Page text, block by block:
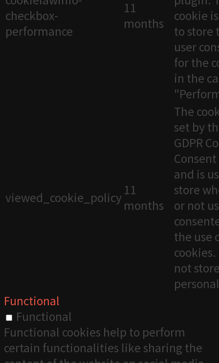
checkbox-
performance
11
months
cookie
to store
user
for the
in the
viewed_cookie_policy 11
months
The
set by
GDPR
and is
store
or not
the use
not
Functional
Functional
Functional cookies help to perform
certain functionalities like sharing the